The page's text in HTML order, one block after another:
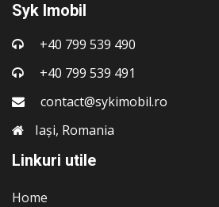
Syk Imobil
+40 799 539 490
+40 799 539 491
contact@sykimobil.ro
Iași, Romania
Linkuri utile
Home